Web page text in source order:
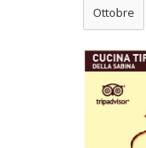
Ottobre